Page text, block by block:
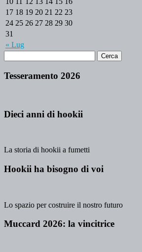
« Lug
17 18 19 20 21 22 23
24 25 26 27 28 29 30
31
Tesseramento 2026
Dieci anni di hookii
La storia di hookii a fumetti
Hookii ha bisogno di voi
Lo spazio per costruire il nostro futuro
Muccard 2026: la vincitrice